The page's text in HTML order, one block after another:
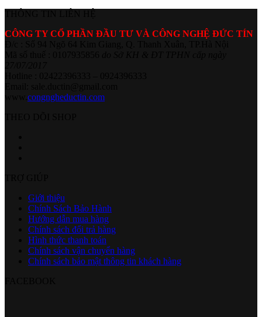
CÔNG TY CỔ PHẦN ĐẦU TƯ VÀ CÔNG NGHỆ ĐỨC TÍN
congngheductin.com
Giới thiệu
Chính Sách Bảo Hành
Hướng dẫn mua hàng
Chính sách đổi trả hàng
Hình thức thanh toán
Chính sách vận chuyển hàng
Chính sách bảo mật thông tin khách hàng